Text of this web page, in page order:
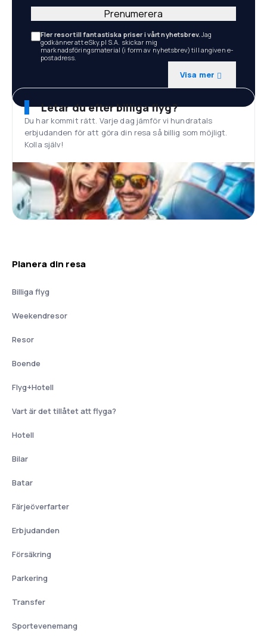
Fler resor till fantastiska priser i vårt nyhetsbrev.Jag
godkänner att eSky.pl S.A. skickar mig
marknadsföringsmaterial (i form av nyhetsbrev) till angiven e-
postadress.
Visa mer
Prenumerera
Letar du efter billiga flyg?
Du har kommit rätt. Varje dag jämför vi hundratals
erbjudanden för att göra din resa så billig som möjligt.
Kolla själv!
Planera din resa
Billiga flyg
Weekendresor
Resor
Boende
Flyg+Hotell
Vart är det tillåtet att flyga?
Hotell
Bilar
Batar
Färjeöverfarter
Erbjudanden
Försäkring
Parkering
Transfer
Sportevenemang